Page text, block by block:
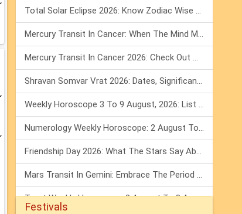
Total Solar Eclipse 2026: Know Zodiac Wise Prediction
Mercury Transit In Cancer: When The Mind Meets The Heart!
Mercury Transit In Cancer 2026: Check Out What It Brings For You
Shravan Somvar Vrat 2026: Dates, Significance & Rituals In August
Weekly Horoscope 3 To 9 August, 2026: List Of Fasts & Festivals
Numerology Weekly Horoscope: 2 August To 8 August, 2026
Friendship Day 2026: What The Stars Say About Your Best Friend!
Mars Transit In Gemini: Embrace The Period Full Of Energy & Intelligence
Tarot Weekly Horoscope: 2 August To 8 August, 2026
Festivals